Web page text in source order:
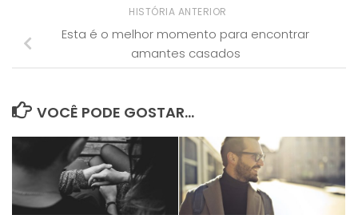
HISTÓRIA ANTERIOR
Esta é o melhor momento para encontrar
amantes casados
VOCÊ PODE GOSTAR...